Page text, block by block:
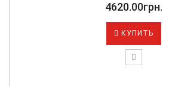
4620.00грн.
КУПИТЬ